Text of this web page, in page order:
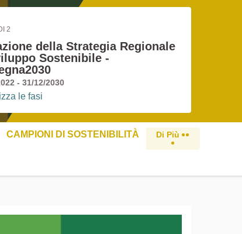
2
della Strategia Regionale
Sostenibile -
- 31/12/2030
le fasi
CAMPIONI DI SOSTENIBILITÀ Di Più